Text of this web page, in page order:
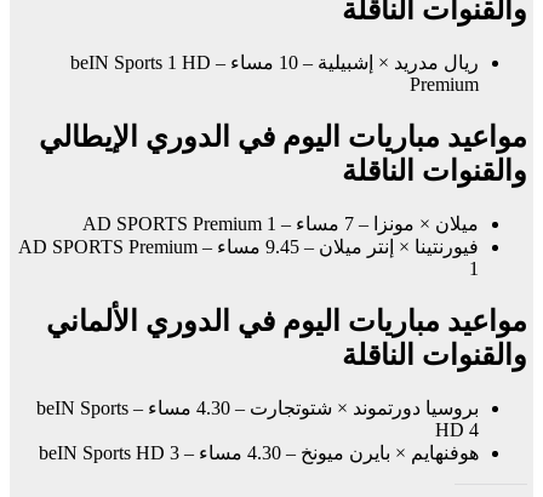
والقنوات الناقلة
ريال مدريد × إشبيلية – 10 مساء – beIN Sports 1 HD
Premium
مواعيد مباريات اليوم في الدوري الإيطالي
والقنوات الناقلة
ميلان × مونزا – 7 مساء – AD SPORTS Premium 1
فيورنتينا × إنتر ميلان – 9.45 مساء – AD SPORTS Premium
1
مواعيد مباريات اليوم في الدوري الألماني
والقنوات الناقلة
بروسيا دورتموند × شتوتجارت – 4.30 مساء – beIN Sports
HD 4
هوفنهايم × بايرن ميونخ – 4.30 مساء – beIN Sports HD 3